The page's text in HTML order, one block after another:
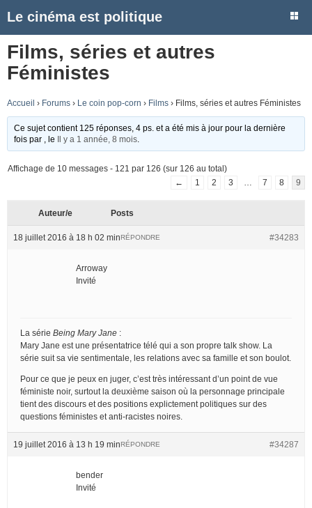
Le cinéma est politique
Films, séries et autres
Féministes
Accueil › Forums › Le coin pop-corn › Films › Films, séries et autres Féministes
Ce sujet contient 125 réponses, 4 ps. et a été mis à jour pour la dernière
fois par
, le Il y a 1 année, 8 mois
Affichage de 10 messages - 121 par 126 (sur 126 au total)
←
1 2 3 7 8 9
Auteur/e Posts
18 juillet 2016 à 18 h 02 min #34283
RÉPONDRE
Arroway
Invité
La série Being Mary Jane :
Mary Jane est une présentatrice télé qui a son propre talk show. La
série suit sa vie sentimentale, les relations avec sa famille et son boulot.
Pour ce que je peux en juger, c’est très intéressant d’un point de vue
féministe noir, surtout la deuxième saison où la personnage principale
tient des discours et des positions explictement politiques sur des
questions féministes et anti-racistes noires.
19 juillet 2016 à 13 h 19 min #34287
RÉPONDRE
bender
Invité